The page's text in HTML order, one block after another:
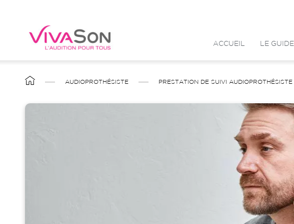
contenu
ACCUEIL LE GUIDE
FIL
AUDIOPROTHÉSISTE PRESTATION DE SUIVI AUDIOPROTHÉSISTE